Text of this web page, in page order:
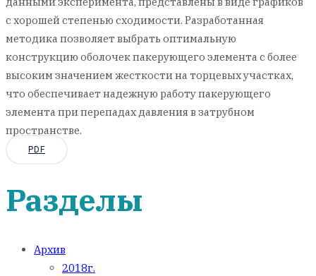
с хорошей степенью сходимости. Разработанная
методика позволяет выбрать оптимальную
конструкцию оболочек пакерующего элемента с более
высоким значением жесткости на торцевых участках,
что обеспечивает надежную работу пакерующего
элемента при перепадах давления в затрубном
пространстве.
PDF
Разделы
Архив
2018г.